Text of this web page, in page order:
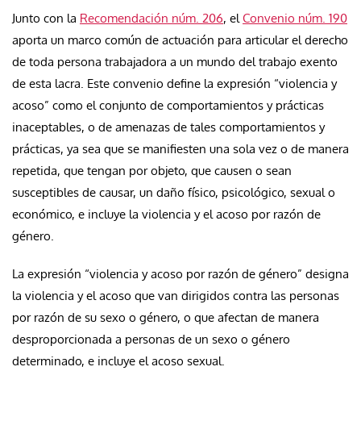
Junto con la Recomendación núm. 206, elConvenio núm. 190
aporta un marco común de actuación para articular el derecho
de toda persona trabajadora a un mundo del trabajo exento
de esta lacra. Este convenio define la expresión “violencia y
acoso” como el conjunto de comportamientos y prácticas
inaceptables, o de amenazas de tales comportamientos y
prácticas, ya sea que se manifiesten una sola vez o de manera
repetida, que tengan por objeto, que causen o sean
susceptibles de causar, un daño físico, psicológico, sexual o
económico, e incluye la violencia y el acoso por razón de
género.
La expresión “violencia y acoso por razón de género” designa
la violencia y el acoso que van dirigidos contra las personas
por razón de su sexo o género, o que afectan de manera
desproporcionada a personas de un sexo o género
determinado, e incluye el acoso sexual.